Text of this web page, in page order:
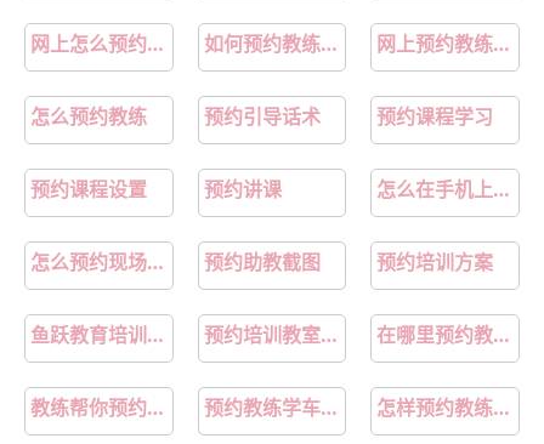
网上怎么预约教练 如何预约教练练车 网上预约教练学车
怎么预约教练 预约引导话术 预约课程学习
预约课程设置 预约讲课 怎么在手机上预约教练
怎么预约现场教育 预约助教截图 预约培训方案
鱼跃教育培训机构怎么样 预约培训教室设备 在哪里预约教练练车
教练帮你预约考试是在哪里预约的 预约教练学车的app 怎样预约教练学车